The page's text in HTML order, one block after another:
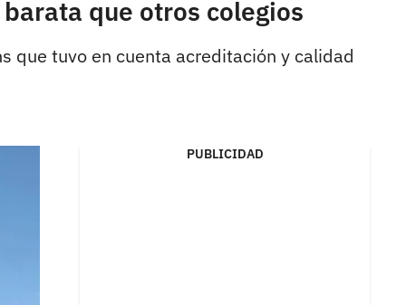
que otros colegios
que tuvo en cuenta acreditación y calidad
PUBLICIDAD